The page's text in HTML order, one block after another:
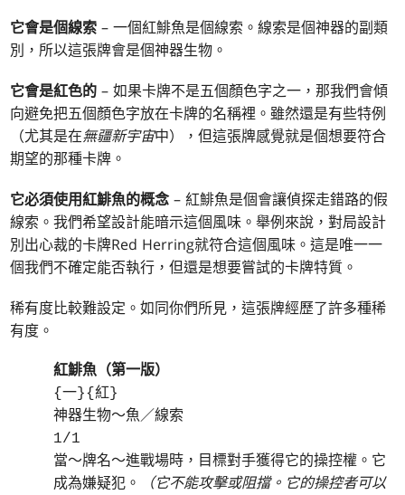
它會是個線索 – 一個紅鯡魚是個線索。線索是個神器的副類
別，所以這張牌會是個神器生物。
它會是紅色的 – 如果卡牌不是五個顏色字之一，那我們會傾
向避免把五個顏色字放在卡牌的名稱裡。雖然還是有些特例
（尤其是在無疆新宇宙中），但這張牌感覺就是個想要符合
期望的那種卡牌。
它必須使用紅鯡魚的概念 – 紅鯡魚是個會讓偵探走錯路的假
線索。我們希望設計能暗示這個風味。舉例來說，對局設計
別出心裁的卡牌Red Herring就符合這個風味。這是唯一一
個我們不確定能否執行，但還是想要嘗試的卡牌特質。
稀有度比較難設定。如同你們所見，這張牌經歷了許多種稀
有度。
紅鯡魚（第一版）
{一}{紅}
神器生物～魚／線索
1/1
當～牌名～進戰場時，目標對手獲得它的操控權。它
成為嫌疑犯。
（它不能攻擊或阻擋。它的操控者可以